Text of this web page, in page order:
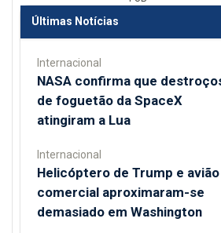
Últimas Notícias
Internacional
NASA confirma que
de foguetão da SpaceX
atingiram a Lua
Internacional
Helicóptero de Trump e avião
comercial aproximaram-se
demasiado em Washington